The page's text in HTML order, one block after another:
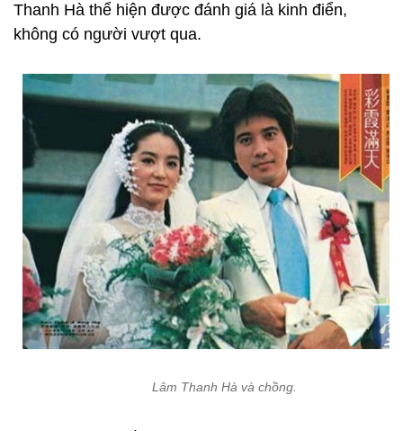
Thanh Hà thể hiện được đánh giá là kinh điển,
không có người vượt qua.
Lâm Thanh Hà và chồng.